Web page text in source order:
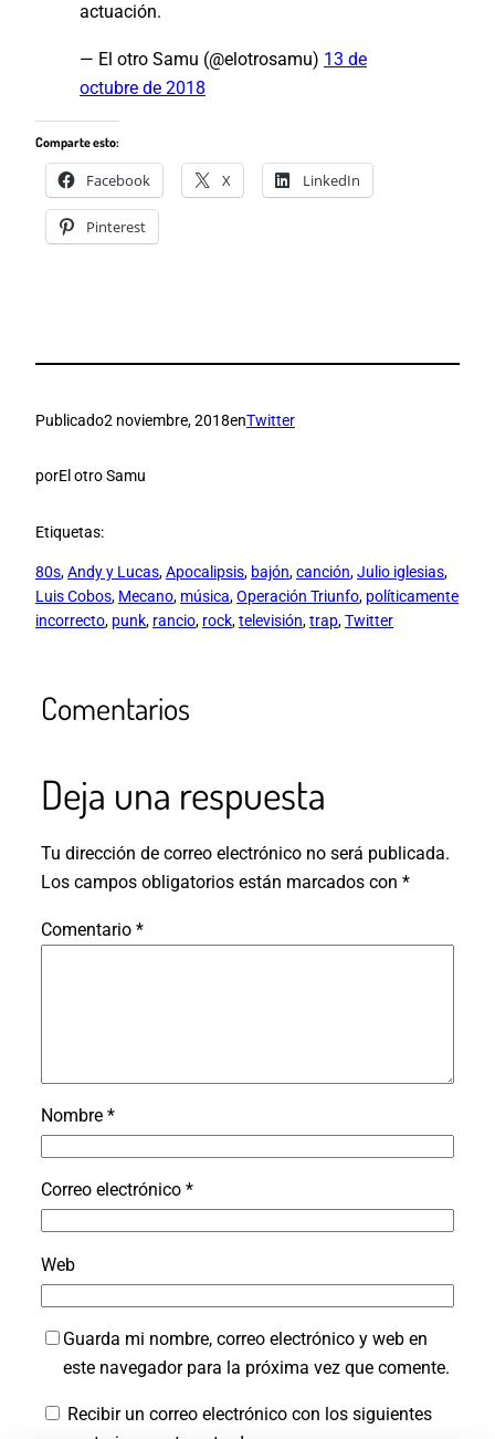
actuación.
— El otro Samu (@elotrosamu) 13 de
octubre de 2018
Comparte esto:
Facebook X LinkedIn
Pinterest
Publicado2 noviembre, 2018enTwitter
porEl otro Samu
Etiquetas:
80s, Andy y Lucas, Apocalipsis, bajón, canción, Julio iglesias
Luis Cobos, Mecano, música, Operación Triunfo, políticamente
incorrecto, punk, rancio, rock, televisión, trap, Twitter
Comentarios
Deja una respuesta
Tu dirección de correo electrónico no será publicada.
Los campos obligatorios están marcados con *
Comentario *
Nombre *
Correo electrónico *
Web
Guarda mi nombre, correo electrónico y web en
este navegador para la próxima vez que comente.
Recibir un correo electrónico con los siguientes